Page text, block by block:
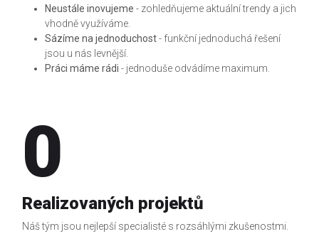
Neustále inovujeme - zohledňujeme aktuální trendy a jich
vhodně využíváme.
Sázíme na jednoduchost- funkční jednoduchá řešení
jsou u nás levnější.
Práci máme rádi - jednoduše odvádíme maximum.
0
Realizovaných projektů
Náš tým jsou nejlepší specialisté s rozsáhlými zkušenostmi.